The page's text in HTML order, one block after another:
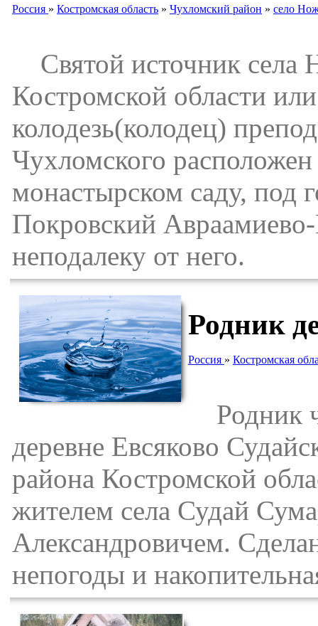
Россия » Костромская область » Чухломский район » село
Святой источник села
Костромской области
колодезь(колодец)
Чухломского
монастырском саду, под
Покровский
неподалеку от него.
Родник
Россия » Костромская
Родник
деревне Евсяково
района Костромской
жителем села Судай
Александровичем.
непогоды и